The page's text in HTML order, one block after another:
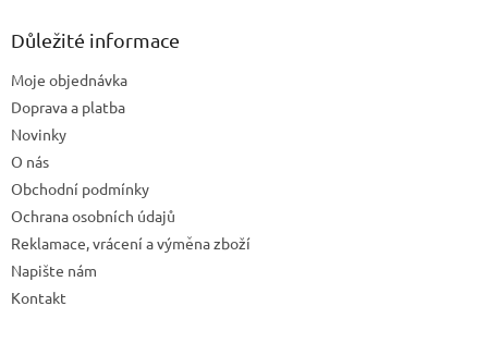
Důležité informace
Moje objednávka
Doprava a platba
Novinky
O nás
Obchodní podmínky
Ochrana osobních údajů
Reklamace, vrácení a výměna zboží
Napište nám
Kontakt